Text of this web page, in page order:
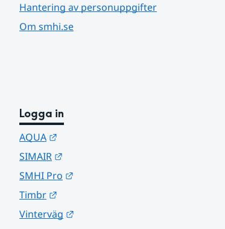
Hantering av personuppgifter
Om smhi.se
Logga in
AQUA
SIMAIR
SMHI Pro
Timbr
Vinterväg